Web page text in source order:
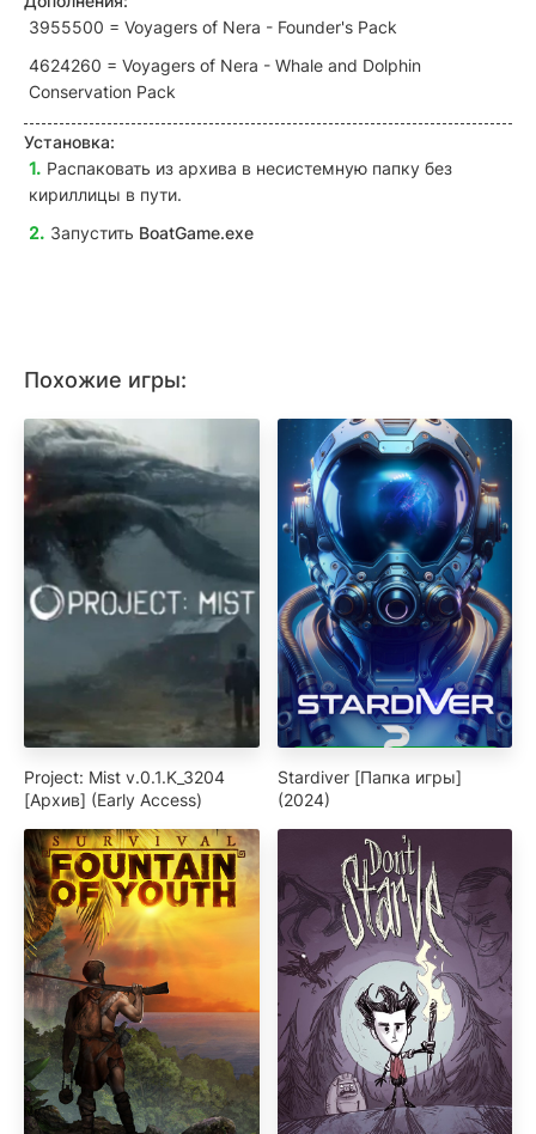
3955500 = Voyagers of Nera - Founder's Pack
4624260 = Voyagers of Nera - Whale and Dolphin
Conservation Pack
Установка:
Распаковать из архива в несистемную папку без
кириллицы в пути.
Запустить BoatGame.exe
Похожие игры:
Project: Mist v.0.1.K_3204
[Архив] (Early Access)
Stardiver [Папка игры]
(2024)